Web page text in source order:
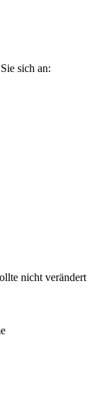
sich an:
nicht verändert